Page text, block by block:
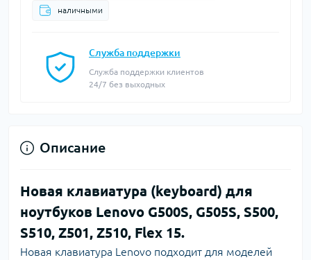
наличными
Служба поддержки
Служба поддержки клиентов
24/7 без выходных
Описание
Новая клавиатура (keyboard) для
ноутбуков Lenovo G500S, G505S, S500,
S510, Z501, Z510, Flex 15.
Новая клавиатура Lenovo подходит для моделей